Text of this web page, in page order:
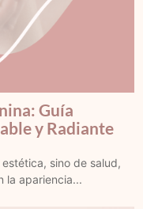
Guía
y Radiante
sino de salud,
la apariencia...